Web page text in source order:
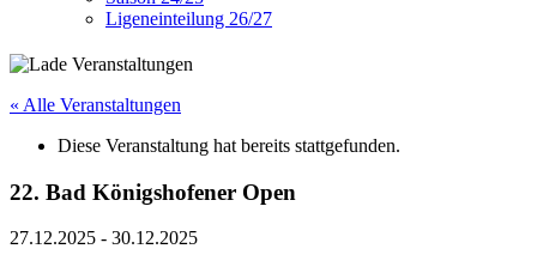
Ligeneinteilung 26/27
« Alle Veranstaltungen
Diese Veranstaltung hat bereits stattgefunden.
22. Bad Königshofener Open
27.12.2025 - 30.12.2025